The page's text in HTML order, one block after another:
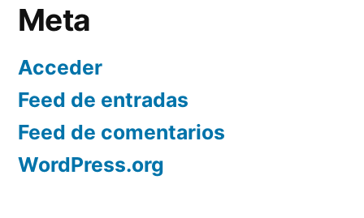
Meta
Acceder
Feed de entradas
Feed de comentarios
WordPress.org